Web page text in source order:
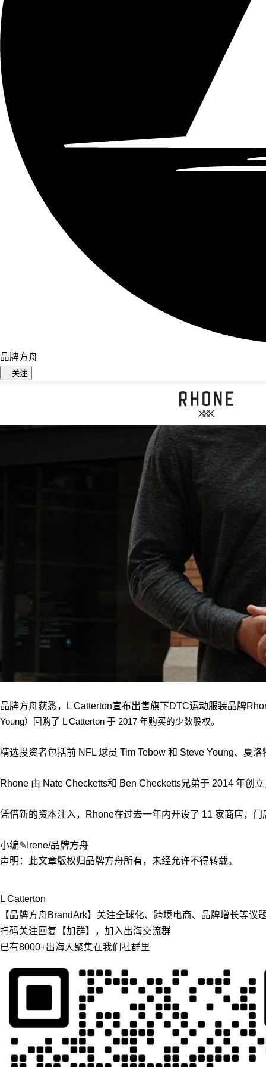
品牌方舟
关注
品牌方舟获悉，L Catterton宣布出售旗下DTC运动服装品牌
Young）回购了 L Catterton 于 2017 年购买的少数股权。
精选投资者包括前 NFL 球员 Tim Tebow 和 Steve Young、夏
Rhone 由 Nate Checketts和 Ben Checketts兄弟于 2014 年创
凭借新的资本注入，Rhone在过去一年内开设了 11 家商店，
小编✎Irene/品牌方舟
声明：此文章版权归品牌方舟所有，未经允许不得转载。
L Catterton
【品牌方舟BrandArk】关注全球化、跨境电商、品牌增长等议
扫码关注回复【加群】，加入出海交流群
已有8000+出海人聚集在我们社群里